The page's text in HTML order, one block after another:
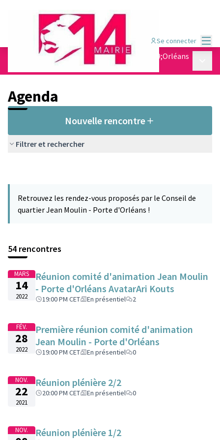
Se connecter
Conseil de quartier Jean Moulin - Porte d&#39;Orléans
Agenda
Nouvelle rencontre
Filtrer et rechercher
Retrouvez les rendez-vous proposés par le Conseil de
quartier Jean Moulin - Porte d'Orléans !
54 rencontres
MARS
14
2022
Réunion comité d'animation Jean Moulin
- Porte d'Orléans AvatarAri Kouts
19:00 PM CET En présentiel 2
FÉV.
28
2022
Première réunion comité d'animation
Jean Moulin - Porte d'Orléans
19:00 PM CET En présentiel 0
NOV.
22
2021
Réunion plénière 2/2
20:00 PM CET En présentiel 0
NOV. Réunion plénière 1/2